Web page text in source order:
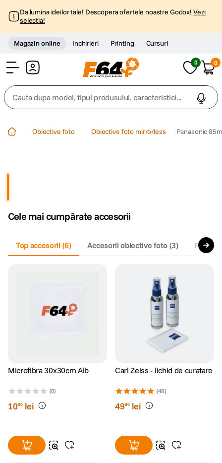
Da lumina ideilor tale! Descopera ofertele noastre Godox! Vezi
selectia!
Magazin online Inchirieri Printing Cursuri
0 0
Cauta dupa model, tipul produsului, caracteristici...
4 peak design
5. canon sx740 hs
ulanzi
Obiective foto Obiective foto mirrorless Panasonic
Cele mai cumpărate accesorii
Top accesorii (6) Accesorii obiective foto(3)
Microfibra 30x30cm Alb
(0)
1000 lei
Carl Zeiss - lichid de curatare
(48)
4990 lei